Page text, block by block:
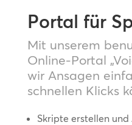
Portal für
Mit unserem
Online-Portal
wir Ansagen
schnellen Klicks
Skripte erstellen